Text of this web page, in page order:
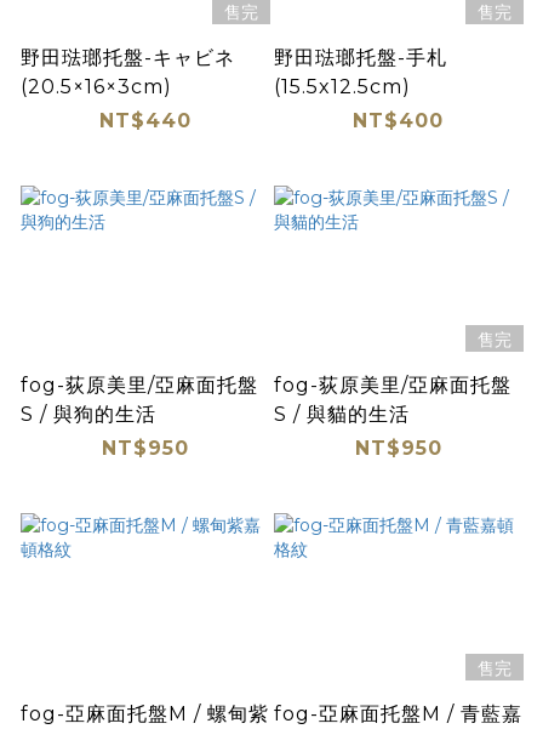
售完
野田琺瑯托盤-キャビネ
(20.5×16×3cm)
NT$440
售完
野田琺瑯托盤-手札
(15.5x12.5cm)
NT$400
fog-荻原美里/亞麻面托盤
S / 與狗的生活
NT$950
售完
fog-荻原美里/亞麻面托盤
S / 與貓的生活
NT$950
fog-亞麻面托盤M / 螺甸紫
售完
fog-亞麻面托盤M / 青藍嘉